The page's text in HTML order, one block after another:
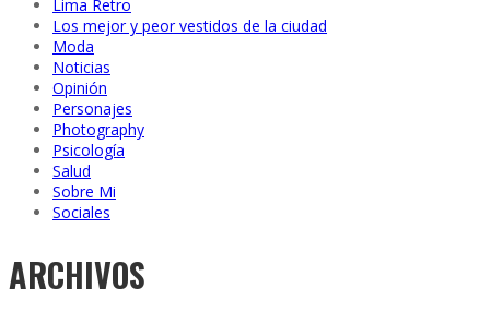
Lima Retro
Los mejor y peor vestidos de la ciudad
Moda
Noticias
Opinión
Personajes
Photography
Psicología
Salud
Sobre Mi
Sociales
ARCHIVOS